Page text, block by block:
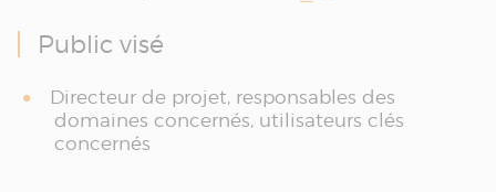
Public visé
Directeur de projet, responsables des
domaines concernés, utilisateurs clés
concernés